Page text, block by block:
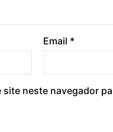
Email *
site neste navegador